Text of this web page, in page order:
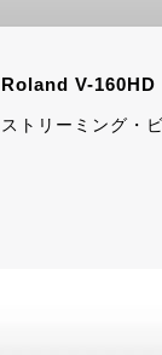
Roland V-160HD
ストリーミング・